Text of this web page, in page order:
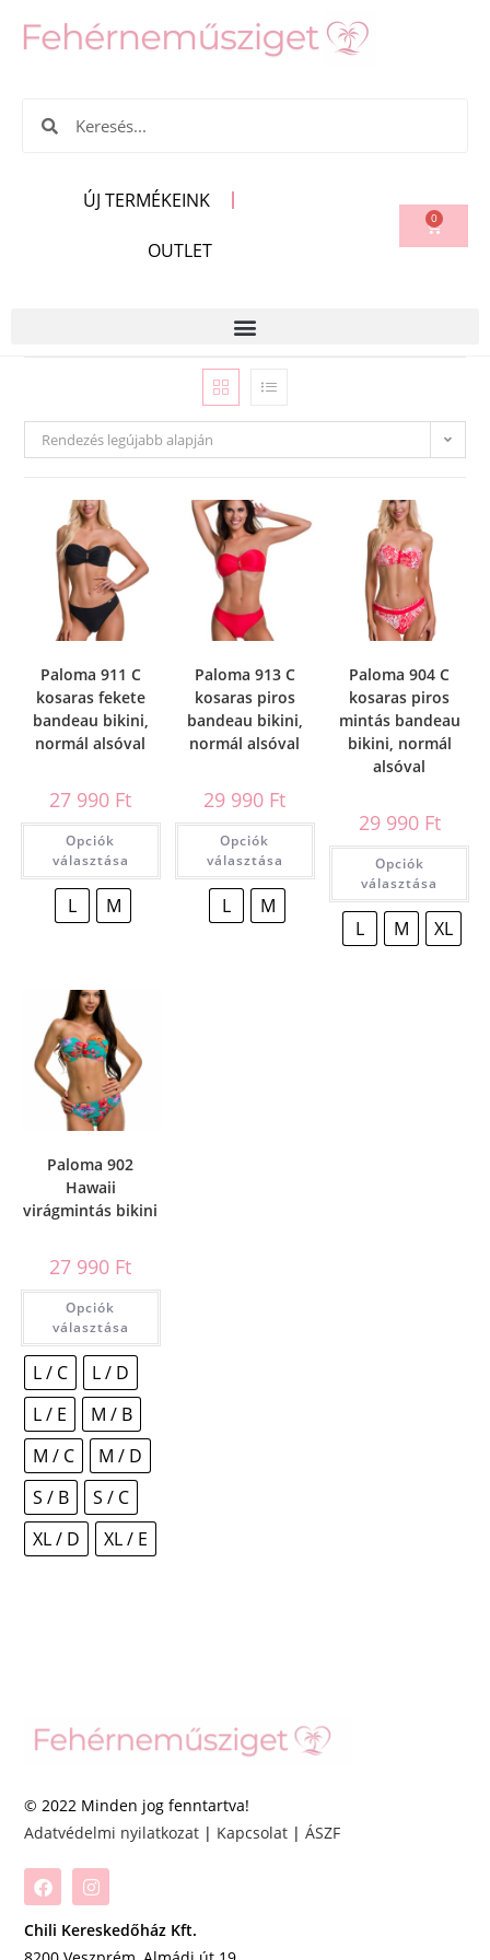
ÚJ TERMÉKEINK
OUTLET
0
Rendezés legújabb alapján
Paloma 911 C
kosaras fekete
bandeau bikini,
normál alsóval
27 990 Ft
Opciók
választása
L M
Paloma 913 C
kosaras piros
bandeau bikini,
normál alsóval
29 990 Ft
Opciók
választása
L M
Paloma 904 C
kosaras piros
mintás bandeau
bikini, normál
alsóval
29 990 Ft
Opciók
választása
L M XL
Paloma 902
Hawaii
virágmintás bikini
27 990 Ft
Opciók
választása
L / C
L / D
L / E
M / B
M / C
M / D
S / B
S / C
XL / D
XL / E
© 2022 Minden jog fenntartva!
Adatvédelmi nyilatkozat | Kapcsolat |ÁSZF
Chili Kereskedőház Kft.